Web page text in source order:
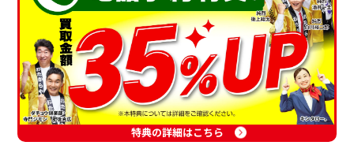
特典の詳細はこちら